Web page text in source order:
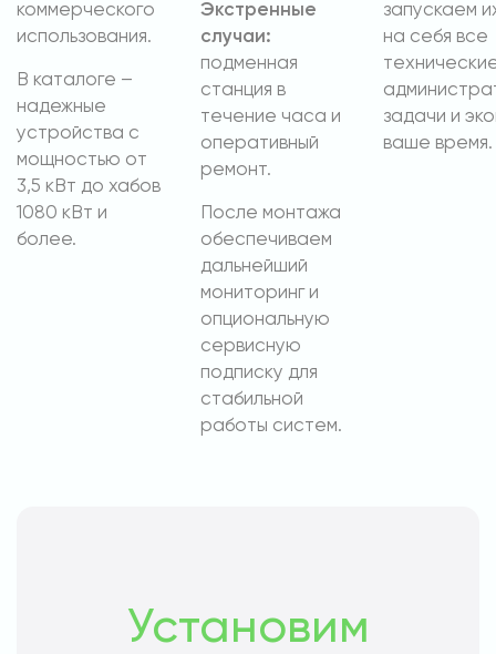
коммерческого
использования.
В каталоге –
надежные
устройства с
мощностью от
3,5 кВт до хабов
1080 кВт и
более.
Экстренные
случаи:
подменная
станция в
течение часа и
оперативный
ремонт.
После монтажа
обеспечиваем
дальнейший
мониторинг и
опциональную
сервисную
подписку для
стабильной
работы систем.
запускаем
на себя все
задачи и
ваше время.
Установим